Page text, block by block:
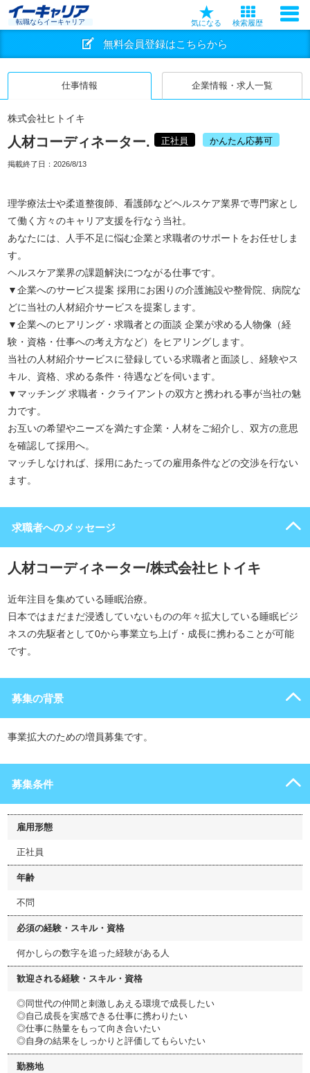
転職ならイーキャリア 気になる 検索履歴
無料会員登録はこちらから
仕事情報 企業情報・求人一覧
株式会社ヒトイキ
人材コーディネーター. 正社員 かんたん応募可
掲載終了日： 2026/8/13
理学療法士や柔道整復師、看護師などヘルスケア業界で専門家とし
て働く方々のキャリア支援を行なう当社。
あなたには、人手不足に悩む企業と求職者のサポートをお任せしま
す。
ヘルスケア業界の課題解決につながる仕事です。
▼企業へのサービス提案 採用にお困りの介護施設や整骨院、病院な
どに当社の人材紹介サービスを提案します。
▼企業へのヒアリング・求職者との面談 企業が求める人物像（経
験・資格・仕事への考え方など）をヒアリングします。
当社の人材紹介サービスに登録している求職者と面談し、経験やス
キル、資格、求める条件・待遇などを伺います。
▼マッチング 求職者・クライアントの双方と携われる事が当社の魅
力です。
お互いの希望やニーズを満たす企業・人材をご紹介し、双方の意思
を確認して採用へ。
マッチしなければ、採用にあたっての雇用条件などの交渉を行ない
ます。
求職者へのメッセージ
人材コーディネーター/株式会社ヒトイキ
近年注目を集めている睡眠治療。
日本ではまだまだ浸透していないものの年々拡大している睡眠ビジ
ネスの先駆者として0から事業立ち上げ・成長に携わることが可能
です。
募集の背景
事業拡大のための増員募集です。
募集条件
雇用形態
正社員
年齢
不問
必須の経験・スキル・資格
何かしらの数字を追った経験がある人
歓迎される経験・スキル・資格
◎同世代の仲間と刺激しあえる環境で成長したい
◎自己成長を実感できる仕事に携わりたい
◎仕事に熱量をもって向き合いたい
◎自身の結果をしっかりと評価してもらいたい
勤務地